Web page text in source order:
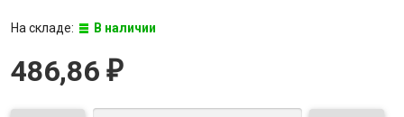
На складе: В наличии
486,86 ₽